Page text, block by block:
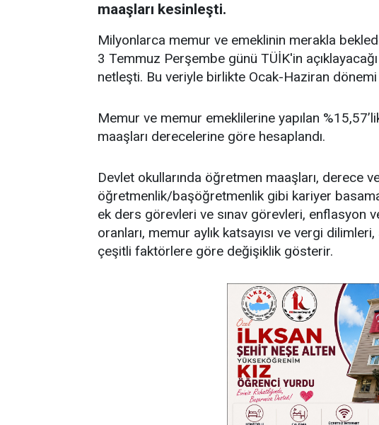
maaşları kesinleşti.
Milyonlarca memur ve emeklinin merakla
3 Temmuz Perşembe günü TÜİK'in
netleşti. Bu veriyle birlikte Ocak-Haziran
Memur ve memur emeklilerine yapılan
maaşları derecelerine göre hesaplandı.
Devlet okullarında öğretmen maaşları, derece
öğretmenlik/başöğretmenlik gibi kariyer
ek ders görevleri ve sınav görevleri, enflasyon
oranları, memur aylık katsayısı ve vergi
çeşitli faktörlere göre değişiklik gösterir.